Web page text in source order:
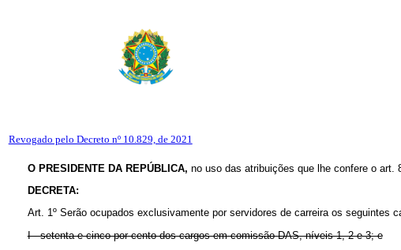
Revogado pelo Decreto nº 10.829, de 2021
O PRESIDENTE DA REPÚBLICA, no uso das atribuições que lhe confere o
DECRETA:
Art. 1º Serão ocupados exclusivamente por servidores de carreira os seguintes
I - setenta e cinco por cento dos cargos em comissão DAS, níveis 1, 2 e 3; e